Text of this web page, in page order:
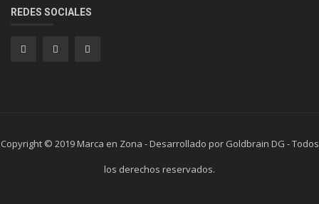
REDES SOCIALES
Copyright © 2019 Marca en Zona - Desarrollado por Goldbrain DG - Todos
los derechos reservados.